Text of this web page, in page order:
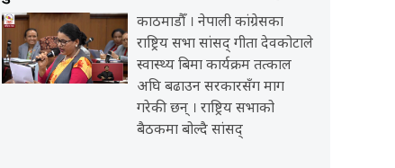
काठमाडौँ । नेपाली कांग्रेसका
राष्ट्रिय सभा सांसद् गीता देवकोटाले
स्वास्थ्य बिमा कार्यक्रम तत्काल
अघि बढाउन सरकारसँग माग
गरेकी छन् । राष्ट्रिय सभाको
बैठकमा बोल्दै सांसद्